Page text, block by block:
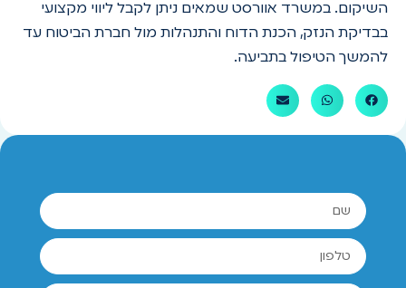
השיקום. במשרד אוורסט שמאים ניתן לקבל ליווי מקצועי
בבדיקת הנזק, הכנת הדוח והתנהלות מול חברת הביטוח עד
להמשך הטיפול בתביעה.